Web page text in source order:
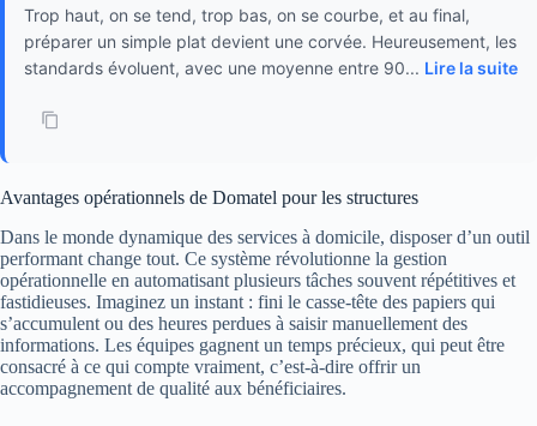
Trop haut, on se tend, trop bas, on se courbe, et au final,
préparer un simple plat devient une corvée. Heureusement, les
standards évoluent, avec une moyenne entre 90... Lire la suite
Avantages opérationnels de Domatel pour les structures
Dans le monde dynamique des services à domicile, disposer d’un outil
performant change tout. Ce système révolutionne la gestion
opérationnelle en automatisant plusieurs tâches souvent répétitives et
fastidieuses. Imaginez un instant : fini le casse-tête des papiers qui
s’accumulent ou des heures perdues à saisir manuellement des
informations. Les équipes gagnent un temps précieux, qui peut être
consacré à ce qui compte vraiment, c’est-à-dire offrir un
accompagnement de qualité aux bénéficiaires.